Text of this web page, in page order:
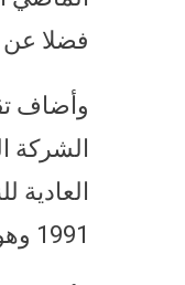
فضلا عن 900 مليون جنيه خسائر العام، ما يعني إجمالي خسائر بقيمة 5.6 مليار جنيه.
1991 وهو قانون قطاع الأعمال العام.